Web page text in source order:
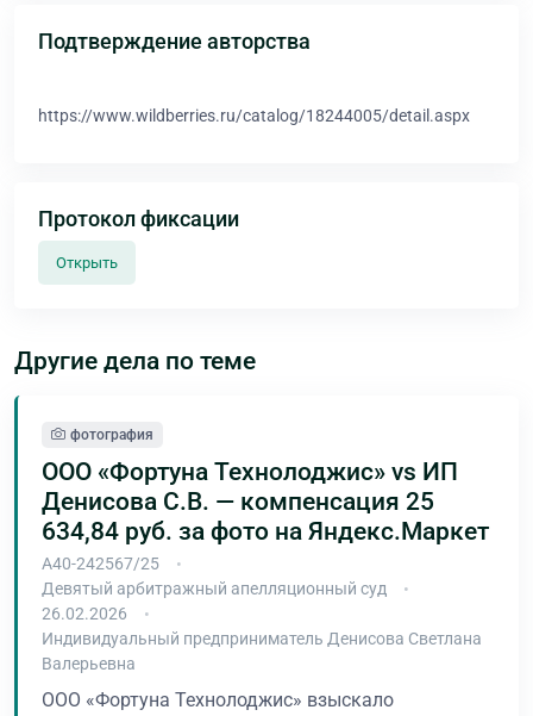
Подтверждение авторства
https://www.wildberries.ru/catalog/18244005/detail.aspx
Протокол фиксации
Открыть
Другие дела по теме
фотография
ООО «Фортуна Технолоджис» vs ИП
Денисова С.В. — компенсация 25
634,84 руб. за фото на Яндекс.Маркет
А40-242567/25
Девятый арбитражный апелляционный суд
26.02.2026
Индивидуальный предприниматель Денисова Светлана
Валерьевна
ООО «Фортуна Технолоджис» взыскало